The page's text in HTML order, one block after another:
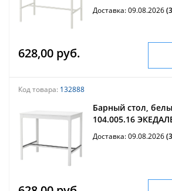
Доставка: 09.08.2026
628,00 руб.
Код товара: 132888
Барный стол,
104.005.16
Доставка: 09.08.2026